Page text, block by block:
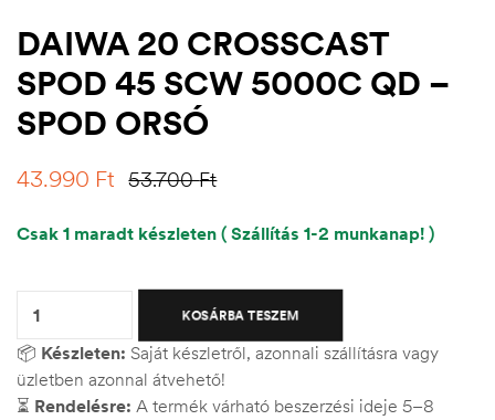
DAIWA 20 CROSSCAST
SPOD 45 SCW 5000C QD –
SPOD ORSÓ
53.700Ft
43.990 Ft
Csak 1 maradt készleten ( Szállítás 1-2 munkanap! )
KOSÁRBA TESZEM
📦 Készleten: Saját készletről, azonnali szállításra vagy
üzletben azonnal átvehető!
⏳ Rendelésre: A termék várható beszerzési ideje 5–8